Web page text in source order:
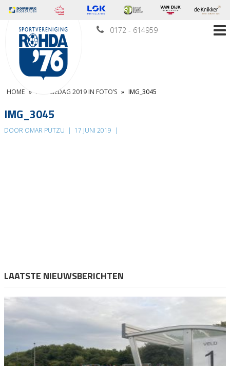
0172 - 614959
HOME » FAMILIEDAG 2019 IN FOTO’S » IMG_3045
IMG_3045
DOOR OMAR PUTZU | 17 JUNI 2019 |
LAATSTE NIEUWSBERICHTEN